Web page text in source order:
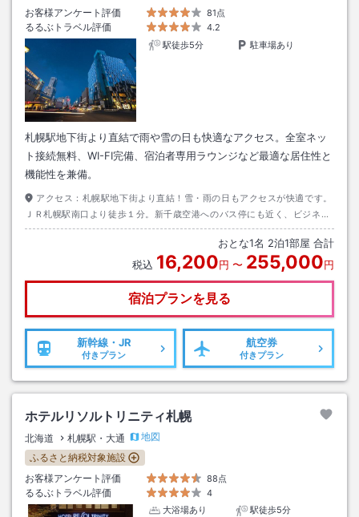
お客様アンケート評価 81点
るるぶトラベル評価
4.2
駅徒歩5分
駐車場あり
札幌駅地下街より直結で雨や雪の日も快適なアクセス。全室ネッ
ト接続無料、WI-FI完備、宿泊者専用ラウンジなど最適な居住性と
機能性を兼備。
アクセス： 札幌駅地下街より直結！雪・雨の日もアクセスが快適です。
ＪＲ札幌駅南口より徒歩１分。新千歳空港へのバス停にも近く、ビジネス
や観光の拠点としても抜群です。札幌ドームへも乗り換えなし。
おとな1名 2泊1部屋 合計
税込 16,200円 〜 255,000円
宿泊プランを見る
新幹線・JR
付きプラン
航空券
付きプラン
ホテルリソルトリニティ札幌
北海道 札幌駅・大通
地図
ふるさと納税対象施設
お客様アンケート評価
88点
るるぶトラベル評価
4
大浴場あり
駅徒歩5分